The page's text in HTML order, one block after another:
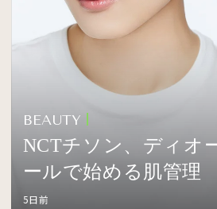
BEAUTY
NCTチソン、ディオ
ールで始める肌管理
5日前